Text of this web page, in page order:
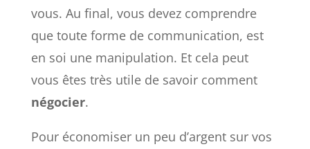
vous. Au final, vous devez comprendre
que toute forme de communication, est
en soi une manipulation. Et cela peut
vous êtes très utile de savoir comment
négocier.
Pour économiser un peu d’argent sur vos